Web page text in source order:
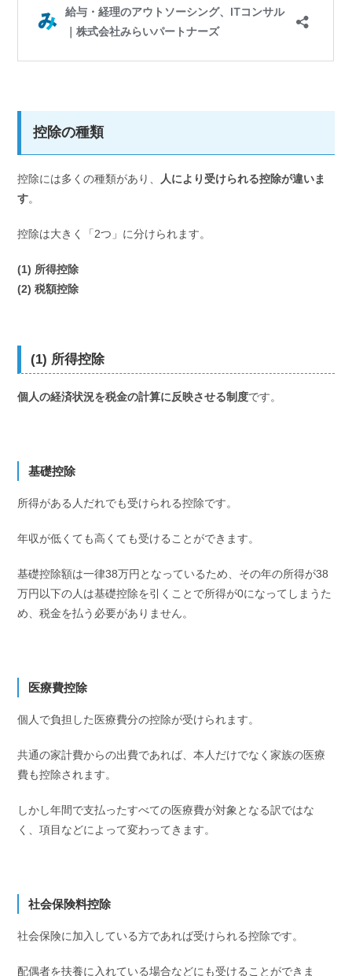
控除の種類
控除には多くの種類があり、
人により受けられる控除が違いま
す。
控除は大きく「2つ」に分けられます。
(1) 所得控除
(2) 税額控除
(1) 所得控除
個人の経済状況を税金の計算に反映させる制度です。
基礎控除
所得がある人だれでも受けられる控除です。
年収が低くても高くても受けることができます。
基礎控除額は一律38万円となっているため、その年の所得が38
万円以下の人は基礎控除を引くことで所得が0になってしまうた
め、税金を払う必要がありません。
医療費控除
個人で負担した医療費分の控除が受けられます。
共通の家計費からの出費であれば、本人だけでなく家族の医療
費も控除されます。
しかし年間で支払ったすべての医療費が対象となる訳ではな
く、項目などによって変わってきます。
社会保険料控除
社会保険に加入している方であれば受けられる控除です。
配偶者を扶養に入れている場合などにも受けることができま